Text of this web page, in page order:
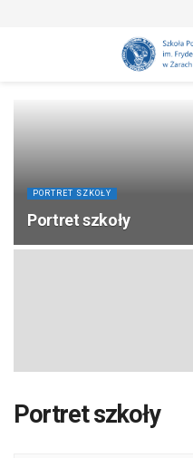
PORTRET SZKOŁY
Portret szkoły
Portret szkoły